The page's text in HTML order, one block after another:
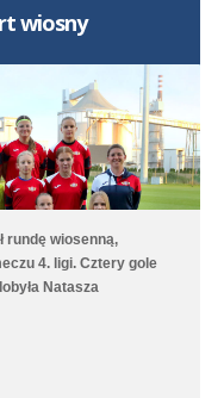
wiosny
rundę wiosenną,
4. ligi. Cztery gole
Natasza
Trampkarki przegrały